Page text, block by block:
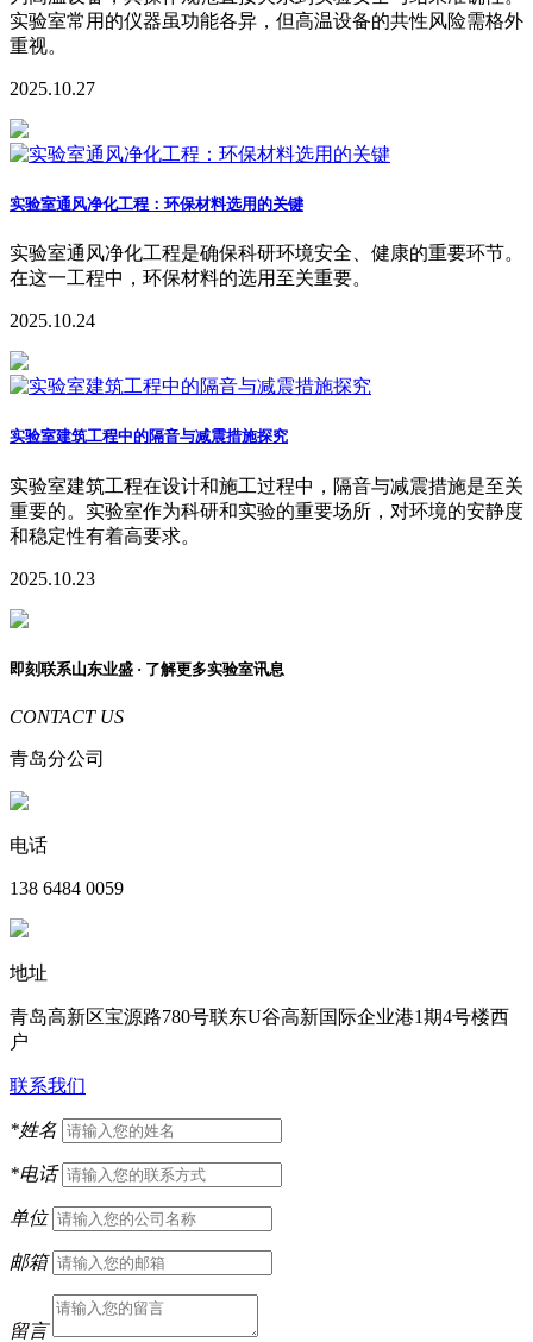
实验室常用的仪器虽功能各异，但高温设备的共性风险需格外
重视。
2025.10.27
实验室通风净化工程：环保材料选用的关键
实验室通风净化工程是确保科研环境安全、健康的重要环节。
在这一工程中，环保材料的选用至关重要。
2025.10.24
实验室建筑工程中的隔音与减震措施探究
实验室建筑工程在设计和施工过程中，隔音与减震措施是至关
重要的。实验室作为科研和实验的重要场所，对环境的安静度
和稳定性有着高要求。
2025.10.23
即刻联系山东业盛 · 了解更多实验室讯息
CONTACT US
青岛分公司
电话
138 6484 0059
地址
青岛高新区宝源路780号联东U谷高新国际企业港1期4号楼西
户
联系我们
*姓名
*电话
单位
邮箱
留言